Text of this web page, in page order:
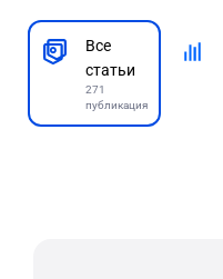
Все
статьи
271
публикация